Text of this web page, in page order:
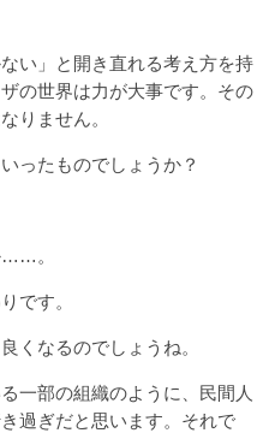
い」と開き直れる考え方を持
の世界は力が大事です。その
りません。
ったものでしょうか？
……。
です。
なるのでしょうね。
一部の組織のように、民間人
過ぎだと思います。それで